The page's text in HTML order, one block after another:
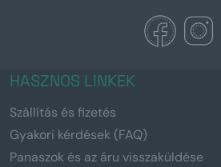
HASZNOS LINKEK
Szállítás és fizetés
Gyakori kérdések (FAQ)
Panaszok és az áru visszaküldése